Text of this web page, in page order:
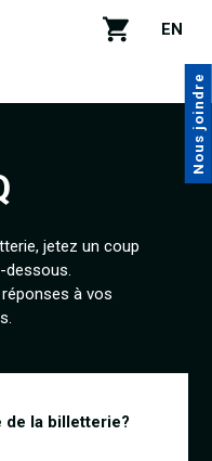
EN
Nous joindre
jetez un coup
dessous.
à vos
de la billetterie?